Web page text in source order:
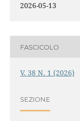
2026-05-13
FASCICOLO
V. 38 N. 1 (2026)
SEZIONE